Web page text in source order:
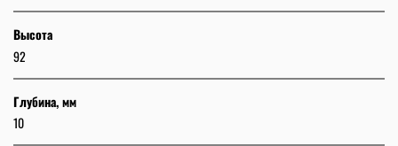
Высота
92
Глубина, мм
10